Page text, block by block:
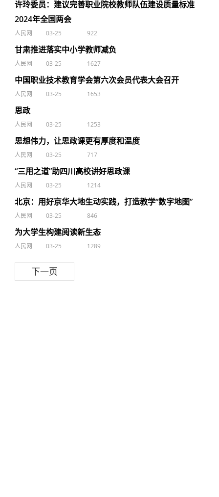
许玲委员：建议完善职业院校教师队伍建设质量标准
2024年全国两会
人民网 03-25 922
甘肃推进落实中小学教师减负
人民网 03-25 1627
中国职业技术教育学会第六次会员代表大会召开
人民网 03-25 1653
思政
人民网 03-25 1253
思想伟力，让思政课更有厚度和温度
人民网 03-25 717
“三用之道”助四川高校讲好思政课
人民网 03-25 1214
北京：用好京华大地生动实践，打造教学“数字地图”
人民网 03-25 846
为大学生构建阅读新生态
人民网 03-25 1289
下一页